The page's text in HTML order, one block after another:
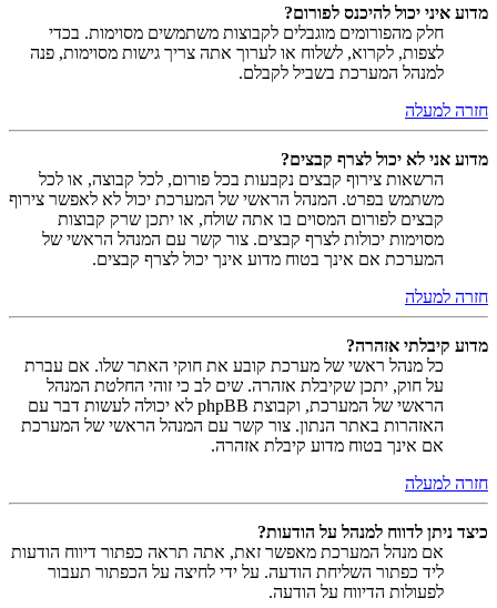
מדוע איני יכול להיכנס לפורום?
חלק מהפורומים מוגבלים לקבוצות משתמשים מסוימות. בכדי
לצפות, לקרוא, לשלוח או לערוך אתה צריך גישות מסוימות, פנה
למנהל המערכת בשביל לקבלם.
חזרה למעלה
מדוע אני לא יכול לצרף קבצים?
הרשאות צירוף קבצים נקבעות בכל פורום, לכל קבוצה, או לכל
משתמש בפרט. המנהל הראשי של המערכת יכול לא לאפשר צירוף
קבצים לפורום המסוים בו אתה שולח, או יתכן שרק קבוצות
מסוימות יכולות לצרף קבצים. צור קשר עם המנהל הראשי של
המערכת אם אינך בטוח מדוע אינך יכול לצרף קבצים.
חזרה למעלה
מדוע קיבלתי אזהרה?
כל מנהל ראשי של מערכת קובע את חוקי האתר שלו. אם עברת
על חוק, יתכן שקיבלת אזהרה. שים לב כי זוהי החלטת המנהל
הראשי של המערכת, וקבוצת phpBB לא יכולה לעשות דבר עם
האזהרות באתר הנתון. צור קשר עם המנהל הראשי של המערכת
אם אינך בטוח מדוע קיבלת אזהרה.
חזרה למעלה
כיצד ניתן לדווח למנהל על הודעות?
אם מנהל המערכת מאפשר זאת, אתה תראה כפתור דיווח הודעות
ליד כפתור השליחת הודעה. על ידי לחיצה על הכפתור תעבור
לפעולות הדיווח על הודעה.